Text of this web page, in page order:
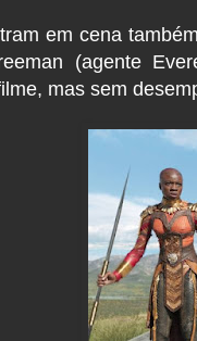
em cena
(agente
mas sem